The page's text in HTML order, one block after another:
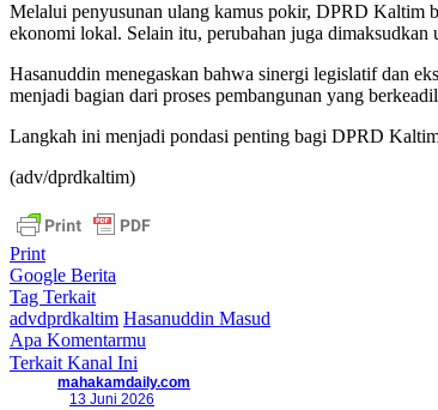
Melalui penyusunan ulang kamus pokir, DPRD Kaltim
ekonomi lokal. Selain itu, perubahan juga
Hasanuddin menegaskan bahwa sinergi legislatif dan
menjadi bagian dari proses pembangunan yang
Langkah ini menjadi pondasi penting bagi DPRD
(adv/dprdkaltim)
Print
Google Berita
Tag Terkait
advdprdkaltim Hasanuddin Masud
Apa Komentarmu
Terkait Kanal Ini
mahakamdaily.com
13 Juni 2026